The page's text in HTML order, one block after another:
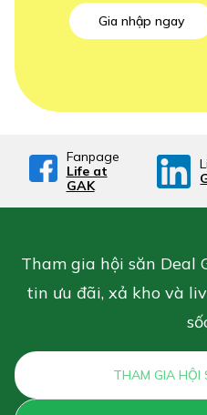
Gia nhập ngay
Fanpage
Life at
GAK
Tham gia hội săn Deal
tin ưu đãi, xả kho và
THAM GIA HỘI